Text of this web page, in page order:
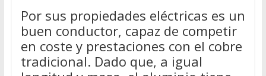
Por sus propiedades eléctricas es un
buen conductor, capaz de competir
en coste y prestaciones con el cobre
tradicional. Dado que, a igual